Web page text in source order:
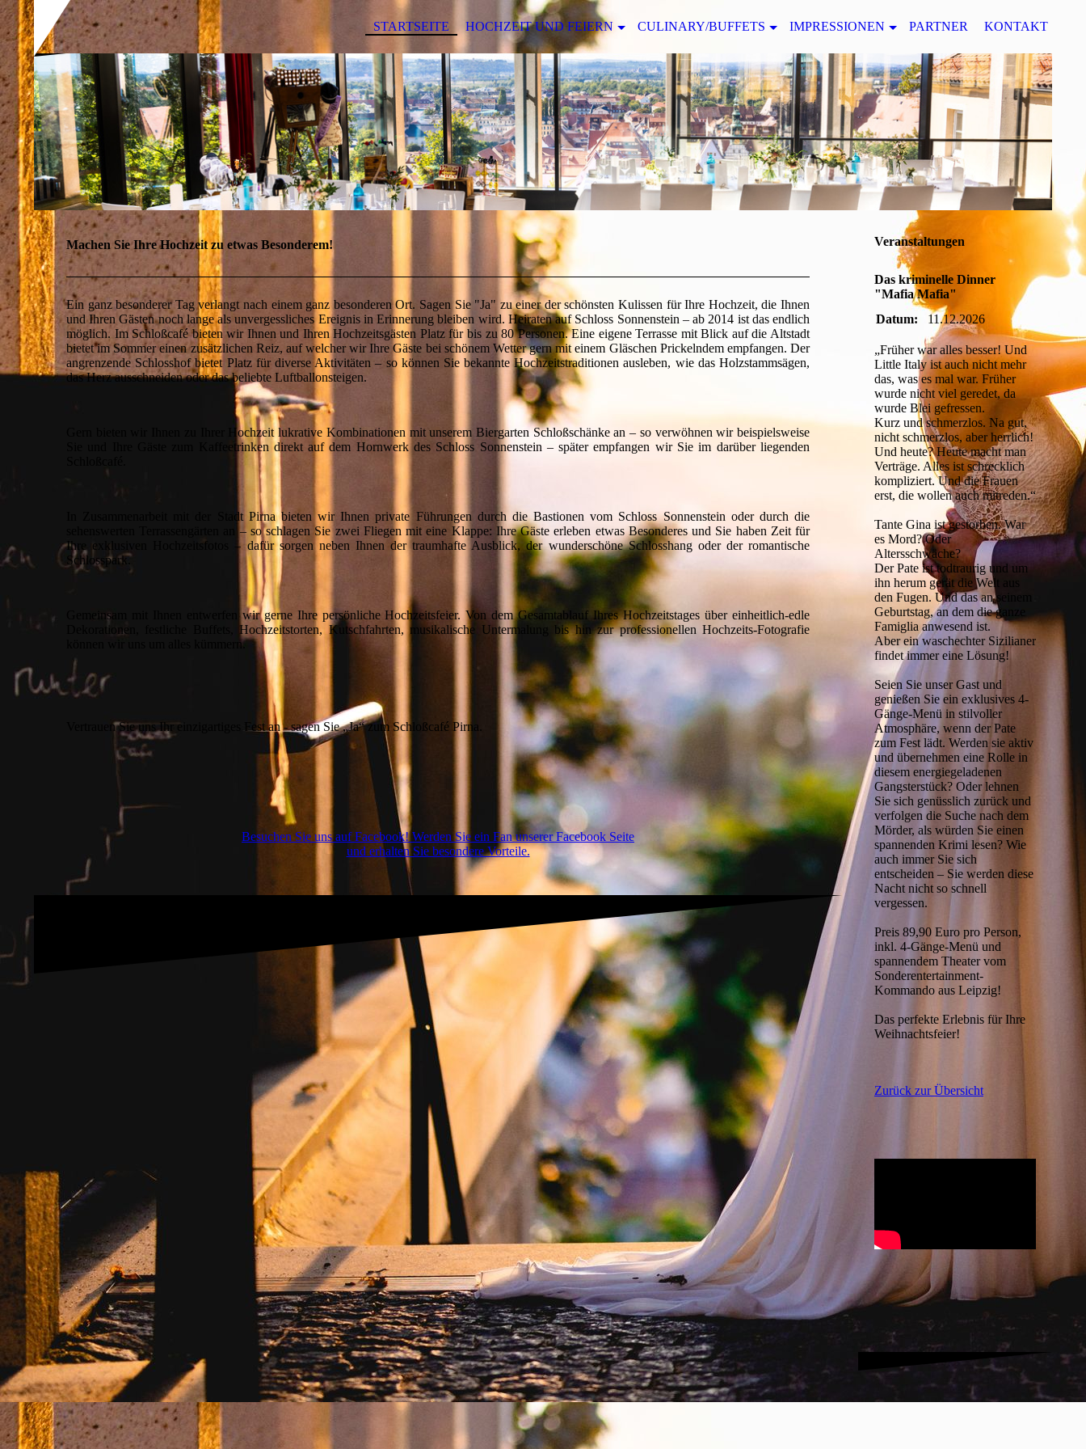
STARTSEITE HOCHZEIT UND FEIERN CULINARY/BUFFETS IMPRESSIONEN PARTNER KONTAKT
Machen Sie Ihre Hochzeit zu etwas Besonderem!
Ein ganz besonderer Tag verlangt nach einem ganz besonderen Ort. Sagen Sie "Ja" zu einer der schönsten Kulissen für Ihre Hochzeit, die Ihnen
und Ihren Gästen noch lange als unvergessliches Ereignis in Erinnerung bleiben wird. Heiraten auf Schloss Sonnenstein – ab 2014 ist das endlich
möglich. Im Schloßcafé bieten wir Ihnen und Ihren Hochzeitsgästen Platz für bis zu 80 Personen. Eine eigene Terrasse mit Blick auf die Altstadt
bietet im Sommer einen zusätzlichen Reiz, auf welcher wir Ihre Gäste bei schönem Wetter gern mit einem Gläschen Prickelndem empfangen. Der
angrenzende Schlosshof bietet Platz für diverse Aktivitäten – so können Sie bekannte Hochzeitstraditionen ausleben, wie das Holzstammsägen,
das Herz ausschneiden oder das beliebte Luftballonsteigen.
Gern bieten wir Ihnen zu Ihrer Hochzeit lukrative Kombinationen mit unserem Biergarten Schloßschänke an – so verwöhnen wir beispielsweise
Sie und Ihre Gäste zum Kaffeetrinken direkt auf dem Hornwerk des Schloss Sonnenstein – später empfangen wir Sie im darüber liegenden
In Zusammenarbeit mit der Stadt Pirna bieten wir Ihnen private Führungen durch die Bastionen vom Schloss Sonnenstein oder durch die
sehenswerten Terrassengärten an – so schlagen Sie zwei Fliegen mit eine Klappe: Ihre Gäste erleben etwas Besonderes und Sie haben Zeit für
Ihre exklusiven Hochzeitsfotos – dafür sorgen neben Ihnen der traumhafte Ausblick, der wunderschöne Schlosshang oder der romantische
Schlosspark.
Gemeinsam mit Ihnen entwerfen wir gerne Ihre persönliche Hochzeitsfeier. Von dem Gesamtablauf Ihres Hochzeitstages über einheitlich-edle
Dekorationen, festliche Buffets, Hochzeitstorten, Kutschfahrten, musikalische Untermalung bis hin zur professionellen Hochzeits-Fotografie
können wir uns um alles kümmern.
Vertrauen Sie uns Ihr einzigartiges Fest an - sagen Sie „Ja“ zum Schloßcafé Pirna.
Besuchen Sie uns auf Facebook! Werden Sie ein Fan unserer Facebook Seite
und erhalten Sie besondere Vorteile.
Veranstaltungen
Das kriminelle Dinner
"Mafia Mafia"
Datum:
11.12.2026
„Früher war alles besser! Und
Little Italy ist auch nicht mehr
das, was es mal war. Früher
wurde nicht viel geredet, da
wurde Blei gefressen.
Kurz und schmerzlos. Na gut,
nicht schmerzlos, aber herrlich!
Und heute? Heute macht man
Verträge. Alles ist schrecklich
kompliziert. Und die Frauen
erst, die wollen auch mitreden.“
Tante Gina ist gestorben. War
es Mord? Oder
Altersschwäche?
Der Pate ist todtraurig und um
ihn herum gerät die Welt aus
den Fugen. Und das an seinem
Geburtstag, an dem die ganze
Famiglia anwesend ist.
Aber ein waschechter Sizilianer
findet immer eine Lösung!
Seien Sie unser Gast und
genießen Sie ein exklusives 4-
Gänge-Menü in stilvoller
Atmosphäre, wenn der Pate
zum Fest lädt. Werden sie aktiv
und übernehmen eine Rolle in
diesem energiegeladenen
Gangsterstück? Oder lehnen
Sie sich genüsslich zurück und
verfolgen die Suche nach dem
Mörder, als würden Sie einen
spannenden Krimi lesen? Wie
auch immer Sie sich
entscheiden – Sie werden diese
Nacht nicht so schnell
vergessen.
Preis 89,90 Euro pro Person,
inkl. 4-Gänge-Menü und
spannendem Theater vom
Sonderentertainment-
Kommando aus Leipzig!
Das perfekte Erlebnis für Ihre
Weihnachtsfeier!
Zurück zur Übersicht